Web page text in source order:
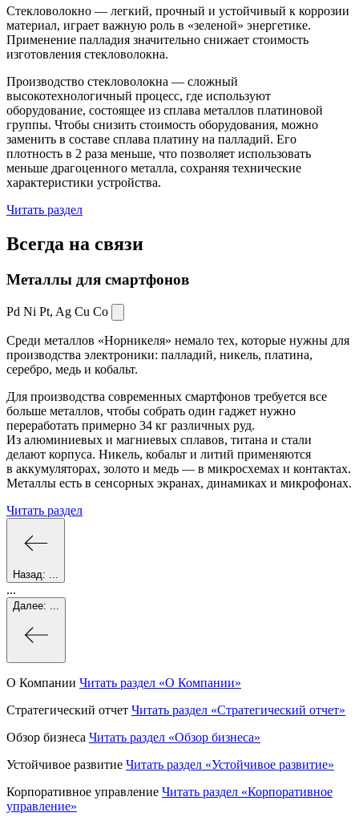
Стекловолокно — легкий, прочный и устойчивый к коррозии
материал, играет важную роль в «зеленой» энергетике.
Применение палладия значительно снижает стоимость
изготовления стекловолокна.
Производство стекловолокна — сложный
высокотехнологичный процесс, где используют
оборудование, состоящее из сплава металлов платиновой
группы. Чтобы снизить стоимость оборудования, можно
заменить в составе сплава платину на палладий. Его
плотность в 2 раза меньше, что позволяет использовать
меньше драгоценного металла, сохраняя технические
характеристики устройства.
Читать раздел
Всегда на связи
Металлы для смартфонов
Pd Ni Pt, Ag Cu Co
Среди металлов «Норникеля» немало тех, которые нужны для
производства электроники: палладий, никель, платина,
серебро, медь и кобальт.
Для производства современных смартфонов требуется все
больше металлов, чтобы собрать один гаджет нужно
переработать примерно 34 кг различных руд.
Из алюминиевых и магниевых сплавов, титана и стали
делают корпуса. Никель, кобальт и литий применяются
в аккумуляторах, золото и медь — в микросхемах и контактах.
Металлы есть в сенсорных экранах, динамиках и микрофонах.
Читать раздел
Назад:
...
Далее:
О Компании Читать раздел «О Компании»
Стратегический отчет Читать раздел «Стратегический отчет»
Обзор бизнеса Читать раздел «Обзор бизнеса»
Устойчивое развитие Читать раздел «Устойчивое развитие»
Корпоративное управление Читать раздел «Корпоративное
управление»